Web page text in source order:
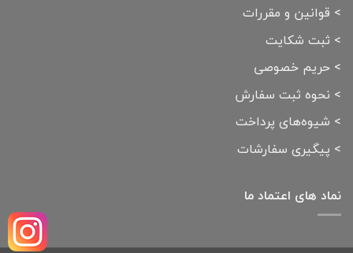
> قوانین و مقررات
> ثبت شکایت
> حریم خصوصی
> نحوه ثبت سفارش
> شیوه‌های پرداخت
> پیگیری سفارشات
نماد های اعتماد ما